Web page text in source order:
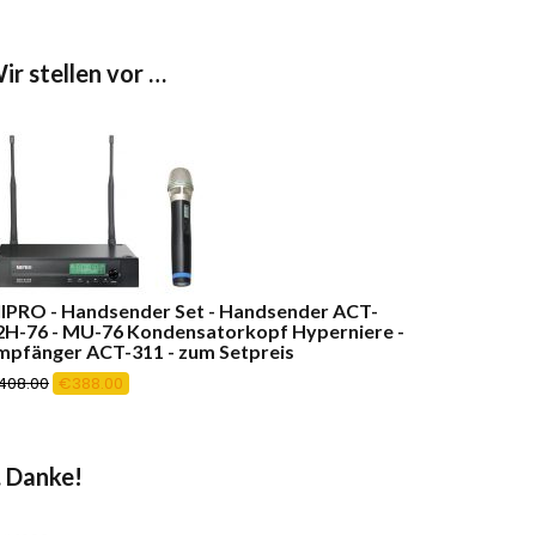
stellen vor …
- Handsender Set - Handsender ACT-
76 - MU-76 Kondensatorkopf Hyperniere -
ACT-311 - zum Setpreis
Ursprünglicher
€388.00 Aktueller